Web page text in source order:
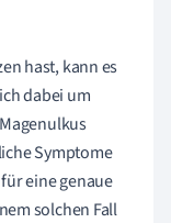
hast, kann es
dabei um
Symptome
eine genaue
solchen Fall